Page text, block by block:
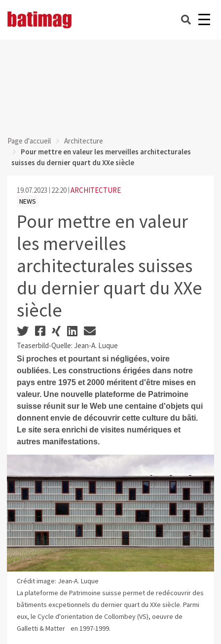
Page d'accueil
Architecture
Pour mettre en valeur les merveilles architecturales
suisses du dernier quart du XXe siècle
19.07.2023 22:20 ARCHITECTURE
NEWS
Pour mettre en valeur
les merveilles
architecturales suisses
du dernier quart du XXe
siècle
Teaserbild-Quelle: Jean-A. Luque
Si proches et pourtant si négligées, voire
oubliées. Les constructions érigées dans notre
pays entre 1975 et 2000 méritent d'être mises en
valeur. Une nouvelle plateforme de Patrimoine
suisse réunit sur le Web une centaine d'objets qui
donnent envie de découvrir cette culture du bâti.
Le site sera enrichi de visites numériques et
autres manifestations.
Crédit image: Jean-A. Luque
La plateforme de Patrimoine suisse permet de redécouvrir des
bâtiments excpetionnels du dernier quart du XXe siècle. Parmi
eux, le Cycle d'orientation de Collombey (VS), oeuvre de
Galletti & Matter en 1997-1999.